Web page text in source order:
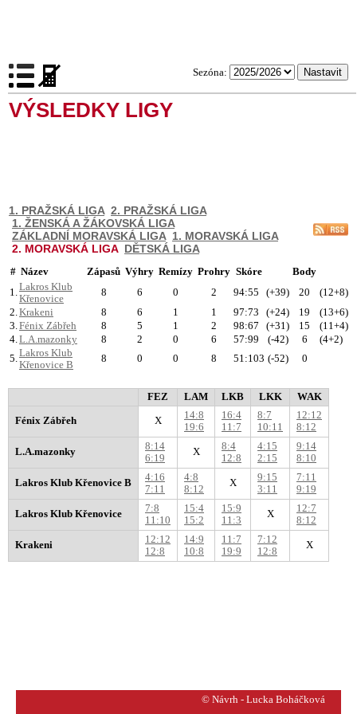
Sezóna:
VÝSLEDKY LIGY
1. PRAŽSKÁ LIGA 2. PRAŽSKÁ LIGA
1. ŽENSKÁ A ŽÁKOVSKÁ LIGA
ZÁKLADNÍ MORAVSKÁ LIGA 1. MORAVSKÁ LIGA
2. MORAVSKÁ LIGA DĚTSKÁ LIGA
# Název Zápasů Výhry Remízy Prohry Skóre
Body
1.Lakros Klub
Křenovice
8 6 0 2 94:55 (+39) 20
(12+8)
2.Krakeni 8 6 1 1 97:73 (+24) 19
(13+6)
3.Fénix Zábřeh 8 5 1 2 98:67 (+31) 15
(11+4)
4.L.A.mazonky 8 2 0 6 57:99 (-42) 6
(4+2)
5.Lakros Klub
Křenovice B
8 0 0 8 51:103 (-52) 0
FEZ LAM LKB LKK WAK
Fénix Zábřeh X
14:8
19:6
16:4
11:7
8:7
10:11
12:12
8:12
L.A.mazonky
8:14
6:19
X
8:4
12:8
4:15
2:15
9:14
8:10
Lakros Klub Křenovice B
4:16
7:11
4:8
8:12
X
9:15
3:11
7:11
9:19
Lakros Klub Křenovice
7:8
11:10
15:4
15:2
15:9
11:3
X
12:7
8:12
Krakeni
12:12
12:8
14:9
10:8
11:7
19:9
7:12
12:8
X
© Návrh - Lucka Boháčková